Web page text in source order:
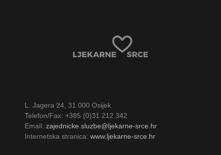
L. Jagera 24, 31 000 Osijek
Telefon/Fax: +385 (0)31 212 342
Email: zajednicke.sluzbe@ljekarne-srce.hr
Internetska stranica: www.ljekarne-srce.hr